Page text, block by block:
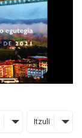
Itzuli